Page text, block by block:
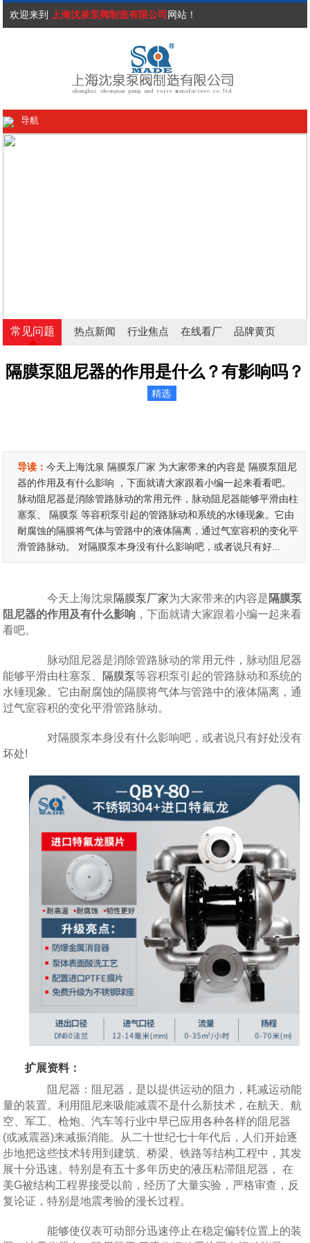
欢迎来到 上海沈泉泵阀制造有限公司 网站！
导航
常见问题 热点新闻 行业焦点 在线看厂 品牌黄页
隔膜泵阻尼器的作用是什么？有影响吗？
精选
导读：今天上海沈泉 隔膜泵厂家 为大家带来的内容是 隔膜泵阻尼
器的作用及有什么影响 ，下面就请大家跟着小编一起来看看吧。
脉动阻尼器是消除管路脉动的常用元件，脉动阻尼器能够平滑由柱
塞泵、 隔膜泵 等容积泵引起的管路脉动和系统的水锤现象。它由
耐腐蚀的隔膜将气体与管路中的液体隔离，通过气室容积的变化平
滑管路脉动。 对隔膜泵本身没有什么影响吧，或者说只有好...
今天上海沈泉 隔膜泵厂家为大家带来的内容是隔膜泵
阻尼器的作用及有什么影响 ，下面就请大家跟着小编一起来看
看吧。
脉动阻尼器是消除管路脉动的常用元件，脉动阻尼器
能够平滑由柱塞泵、 隔膜泵等容积泵引起的管路脉动和系统的
水锤现象。它由耐腐蚀的隔膜将气体与管路中的液体隔离，通
过气室容积的变化平滑管路脉动。
对隔膜泵本身没有什么影响吧，或者说只有好处没有
坏处!
扩展资料：
阻尼器：阻尼器，是以提供运动的阻力，耗减运动能
量的装置。利用阻尼来吸能减震不是什么新技术，在航天、航
空、军工、枪炮、汽车等行业中早已应用各种各样的阻尼器
(或减震器)来减振消能。从二十世纪七十年代后，人们开始逐
步地把这些技术转用到建筑、桥梁、铁路等结构工程中，其发
展十分迅速。特别是有五十多年历史的液压粘滞阻尼器， 在
美G被结构工程界接受以前，经历了大量实验，严格审查，反
复论证，特别是地震考验的漫长过程。
能够使仪表可动部分迅速停止在稳定偏转位置上的装